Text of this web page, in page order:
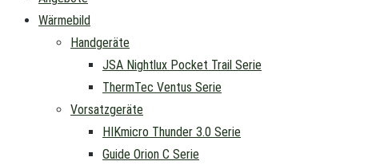
Wärmebild
Handgeräte
JSA Nightlux Pocket Trail Serie
ThermTec Ventus Serie
Vorsatzgeräte
HIKmicro Thunder 3.0 Serie
Guide Orion C Serie